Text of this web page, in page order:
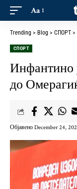
Aa
Trending > Blog > СПОРТ >
СПОРТ
Инфантино
до
Објавено December 24,